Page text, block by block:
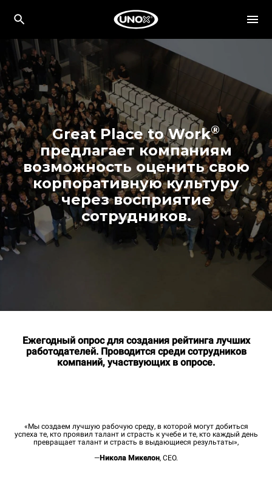
Great Place to Work®
предлагает компаниям
возможность оценить свою
корпоративную культуру
через восприятие
сотрудников.
Ежегодный опрос для создания рейтинга лучших
работодателей. Проводится среди сотрудников
компаний, участвующих в опросе.
«Мы создаем лучшую рабочую среду, в которой могут добиться
успеха те, кто проявил талант и страсть к учебе и те, кто каждый день
превращает талант и страсть в выдающиеся результаты»,
—Никола Микелон, CEO.